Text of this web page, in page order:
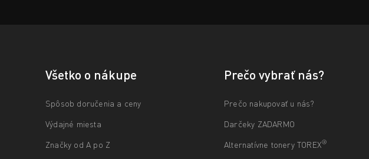
Všetko o nákupe
Spôsob doručenia a ceny
Výdajné miesta
Značky od A po Z
Prečo vybrať nás?
Prečo nakupovať u nás?
Darčeky ZADARMO
Alternatívne tonery TOREX®